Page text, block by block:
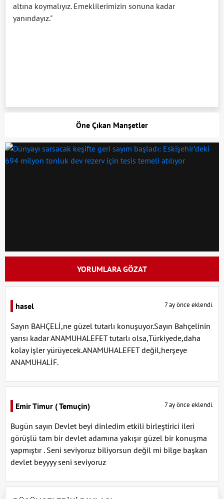
altına koymalıyız. Emeklilerimizin sonuna kadar
yanındayız."
Öne Çıkan Manşetler
YORUMLARA GÖZAT
hasel 7 ay önce eklendi.
Sayın BAHÇELİ,ne güzel tutarlı konuşuyor.Sayın Bahçelinin
yarısı kadar ANAMUHALEFET tutarlı olsa,Türkiyede,daha
kolay işler yürüyecek.ANAMUHALEFET değil,herşeye
ANAMUHALİF.
Emir Timur ( Temuçin) 7 ay önce eklendi.
Bugün sayın Devlet beyi dinledim etkili birleştirici ileri
görüşlü tam bir devlet adamına yakışır güzel bir konuşma
yapmıştır . Seni seviyoruz biliyorsun değil mi bilge başkan
devlet beyyyy seni seviyoruz